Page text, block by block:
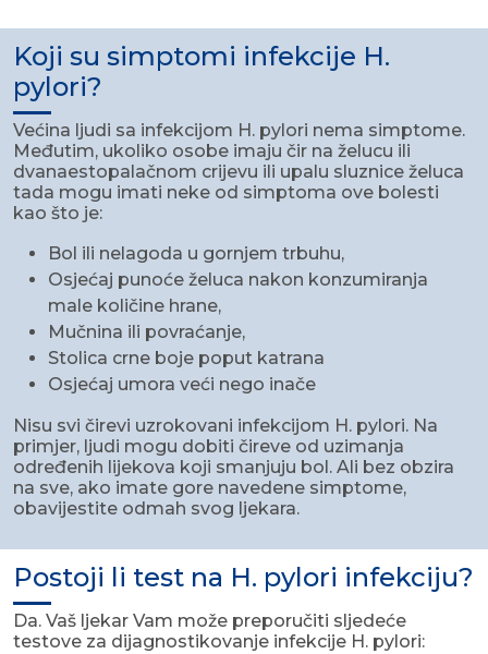
Koji su simptomi infekcije H.
pylori?
Većina ljudi sa infekcijom H. pylori nema simptome.
Međutim, ukoliko osobe imaju čir na želucu ili
dvanaestopalačnom crijevu ili upalu sluznice želuca
tada mogu imati neke od simptoma ove bolesti
kao što je:
Bol ili nelagoda u gornjem trbuhu,
Osjećaj punoće želuca nakon konzumiranja
male količine hrane,
Mučnina ili povraćanje,
Stolica crne boje poput katrana
Osjećaj umora veći nego inače
Nisu svi čirevi uzrokovani infekcijom H. pylori. Na
primjer, ljudi mogu dobiti čireve od uzimanja
određenih lijekova koji smanjuju bol. Ali bez obzira
na sve, ako imate gore navedene simptome,
obavijestite odmah svog ljekara.
Postoji li test na H. pylori infekciju?
Da. Vaš ljekar Vam može preporučiti sljedeće
testove za dijagnostikovanje infekcije H. pylori: